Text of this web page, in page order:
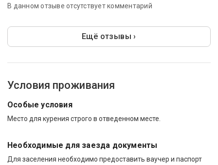
В данном отзыве отсутствует комментарий
Ещё отзывы ›
Условия проживания
Особые условия
Место для курения строго в отведенном месте.
Необходимые для заезда документы
Для заселения необходимо предоставить ваучер и паспорт